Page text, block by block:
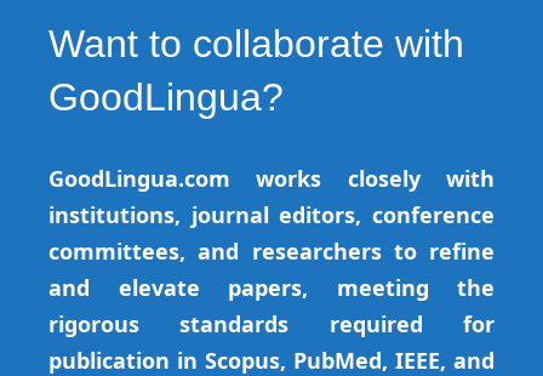
Want to collaborate with
GoodLingua?
GoodLingua.com works closely with
institutions, journal editors, conference
committees, and researchers to refine
and elevate papers, meeting the
rigorous standards required for
publication in Scopus, PubMed, IEEE, and